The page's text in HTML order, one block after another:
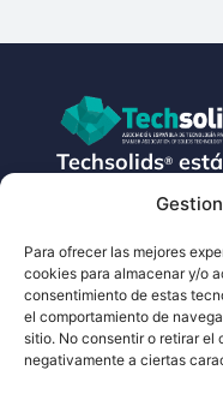
Para ofrecer las mejores
cookies para almacenar y/o
consentimiento de estas
el comportamiento de
sitio. No consentir o retirar
negativamente a ciertas
Techsolids®está
formado por las
integran toda la
tecnología y los
servicios para
procesamiento
materiales